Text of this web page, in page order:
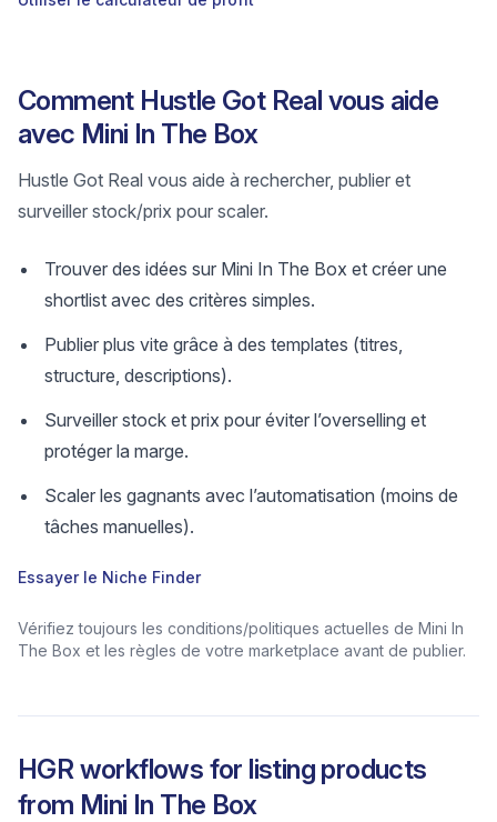
Comment Hustle Got Real vous aide
avec Mini In The Box
Hustle Got Real vous aide à rechercher, publier et
surveiller stock/prix pour scaler.
Trouver des idées sur Mini In The Box et créer une
shortlist avec des critères simples.
Publier plus vite grâce à des templates (titres,
structure, descriptions).
Surveiller stock et prix pour éviter l’overselling et
protéger la marge.
Scaler les gagnants avec l’automatisation (moins de
tâches manuelles).
Essayer le Niche Finder
Vérifiez toujours les conditions/politiques actuelles de Mini In
The Box et les règles de votre marketplace avant de publier.
HGR workflows for listing products
from Mini In The Box